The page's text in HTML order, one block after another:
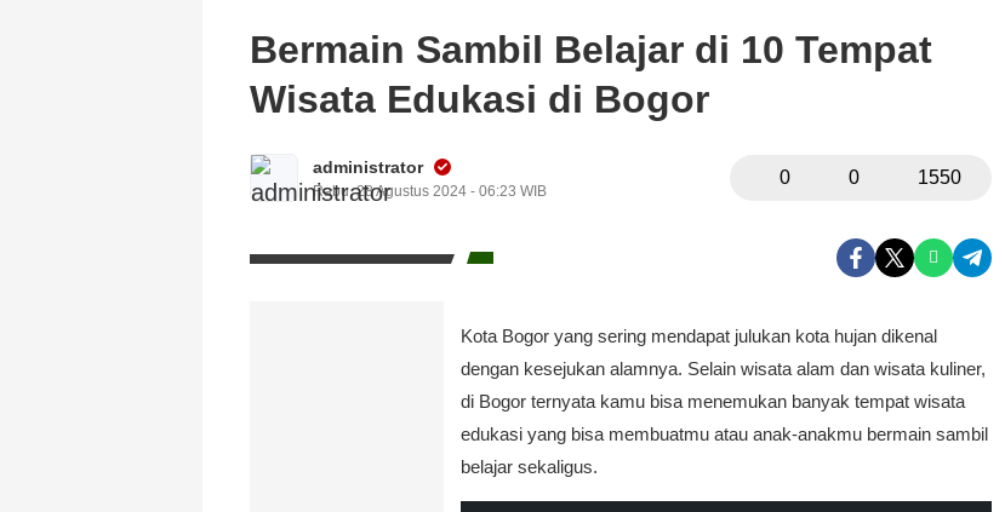
Bermain Sambil Belajar di 10 Tempat
Wisata Edukasi di Bogor
administrator
Rabu, 28 Agustus 2024 - 06:23 WIB
0 0 1550
Kota Bogor yang sering mendapat julukan kota hujan dikenal
dengan kesejukan alamnya. Selain wisata alam dan wisata kuliner,
di Bogor ternyata kamu bisa menemukan banyak tempat wisata
edukasi yang bisa membuatmu atau anak-anakmu bermain sambil
belajar sekaligus.